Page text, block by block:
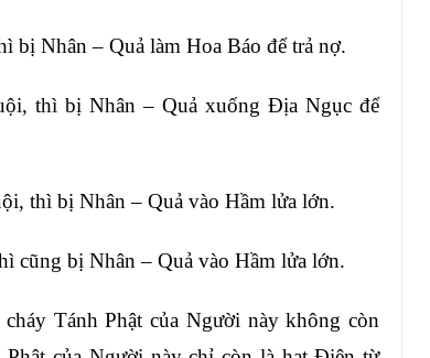
bị Nhân – Quả làm Hoa Báo để trảnợ.
thì bị Nhân – Quả xuống Địa Ngụcđể
thì bị Nhân – Quả vào Hầm lửa lớn.
cũng bị Nhân – Quả vào Hầm lửa lớn.
cháy Tánh Phật của Người nàykhông còn